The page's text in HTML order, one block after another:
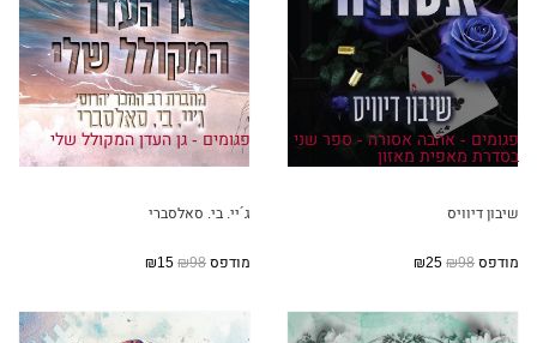
משתמשת בכספים אלה למטרה אחת בלבד —
למצוא את האיש שהרג אותי. כשאמצא אותו,
אהרוג אותו מייד בחזרה.
פגומים - אהבה אסורה - ספר שני
בסדרת מאפית מאזון
שיבון דיוויס
מודפס₪98
פגומים - גן העדן המקולל שלי
ג´יי. בי. סאלסברי
מודפס₪98